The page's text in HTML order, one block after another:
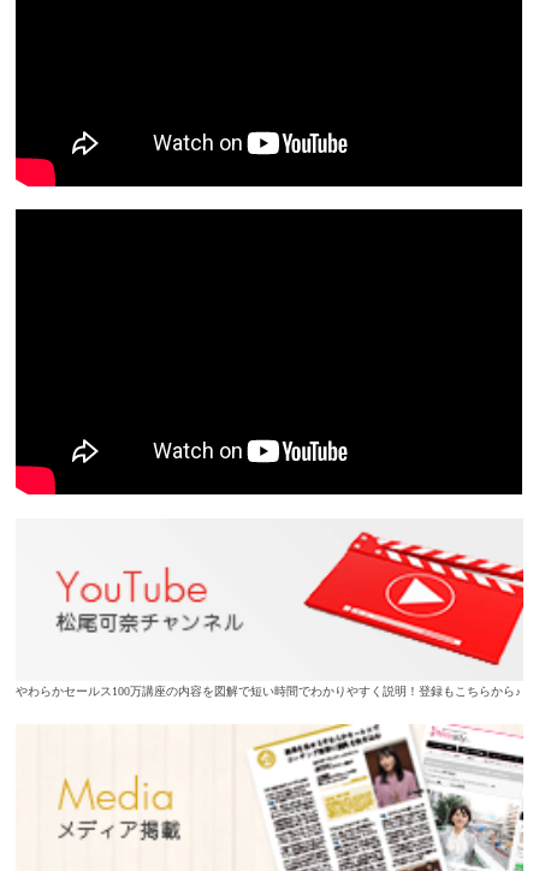
やわらかセールス100万講座の内容を図解で短い時間でわかりやすく説明！登録もこちらから♪